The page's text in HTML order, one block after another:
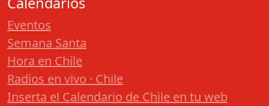
Eventos
Semana Santa
Hora en Chile
Radios en vivo · Chile
Inserta el Calendario de Chile en tu web